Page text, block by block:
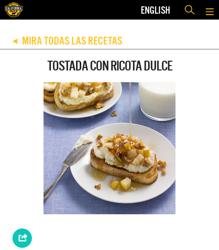
ENGLISH
◀ MIRA TODAS LAS RECETAS
TOSTADA CON RICOTA DULCE